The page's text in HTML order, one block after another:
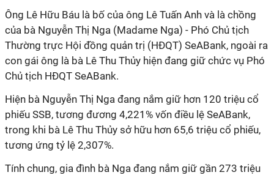
Ông Lê Hữu Báu là bố của ông Lê Tuấn Anh và là chồng
của bà Nguyễn Thị Nga (Madame Nga) - Phó Chủ tịch
Thường trực Hội đồng quản trị (HĐQT) SeABank, ngoài ra
con gái ông là bà Lê Thu Thủy hiện đang giữ chức vụ Phó
Chủ tịch HĐQT SeABank.
Hiện bà Nguyễn Thị Nga đang nắm giữ hơn 120 triệu cổ
phiếu SSB, tương đương 4,221% vốn điều lệ SeABank,
trong khi bà Lê Thu Thủy sở hữu hơn 65,6 triệu cổ phiếu,
tương ứng tỷ lệ 2,307%.
Tính chung, gia đình bà Nga đang nắm giữ gần 273 triệu